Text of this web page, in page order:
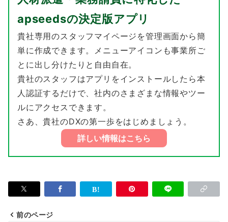
​apseedsの決定版アプリ
貴社専用のスタッフマイページを管理画面から簡
単に作成できます。メニューアイコンも事業所ご
とに出し分けたりと自由自在。
貴社のスタッフはアプリをインストールしたら本
人認証するだけで、社内のさまざまな情報やツー
ルにアクセスできます。
さあ、貴社のDXの第一歩をはじめましょう。
詳しい情報はこちら
前のページ